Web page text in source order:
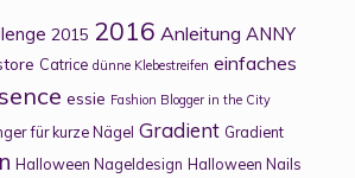
2015 2016 Anleitung ANNY
Catrice dünne Klebestreifen einfaches
essie Fashion Blogger in the City
für kurze Nägel Gradient Gradient
Halloween Nageldesign Halloween Nails